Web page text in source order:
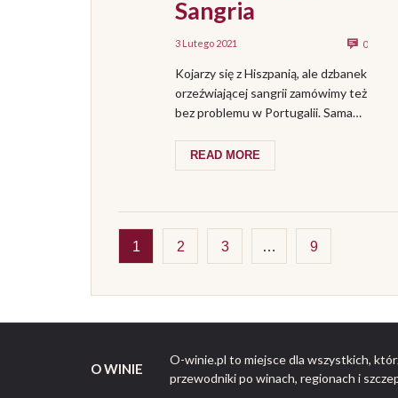
Sangria
3 Lutego 2021 0
Kojarzy się z Hiszpanią, ale dzbanek
orzeźwiającej sangrii zamówimy też
bez problemu w Portugalii. Sama
prawdopodobnie o...
READ MORE
1 2 3 … 9
O WINIE
O-winie.pl to miejsce dla wszystkich,
przewodniki po winach, regionach i